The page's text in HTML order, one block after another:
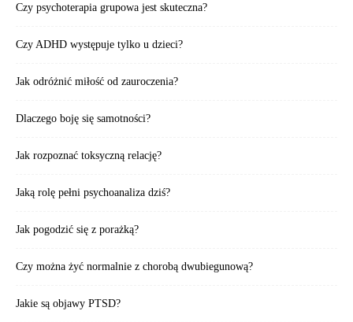
Czy psychoterapia grupowa jest skuteczna?
Czy ADHD występuje tylko u dzieci?
Jak odróżnić miłość od zauroczenia?
Dlaczego boję się samotności?
Jak rozpoznać toksyczną relację?
Jaką rolę pełni psychoanaliza dziś?
Jak pogodzić się z porażką?
Czy można żyć normalnie z chorobą dwubiegunową?
Jakie są objawy PTSD?